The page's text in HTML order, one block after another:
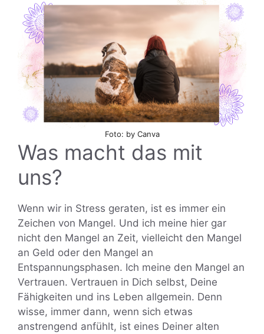
Foto: by Canva
Was macht das mit
uns?
Wenn wir in Stress geraten, ist es immer ein
Zeichen von Mangel. Und ich meine hier gar
nicht den Mangel an Zeit, vielleicht den Mangel
an Geld oder den Mangel an
Entspannungsphasen. Ich meine den Mangel an
Vertrauen. Vertrauen in Dich selbst, Deine
Fähigkeiten und ins Leben allgemein. Denn
wisse, immer dann, wenn sich etwas
anstrengend anfühlt, ist eines Deiner alten